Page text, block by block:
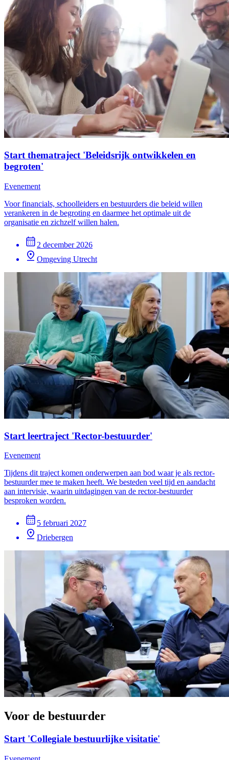
Start thematraject 'Beleidsrijk ontwikkelen en
begroten'
Evenement
Voor financials, schoolleiders en bestuurders die beleid willen
verankeren in de begroting en daarmee het optimale uit de
organisatie en zichzelf willen halen.
2 december 2026
Omgeving Utrecht
Start leertraject 'Rector-bestuurder'
Evenement
Tijdens dit traject komen onderwerpen aan bod waar je als rector-
bestuurder mee te maken heeft. We besteden veel tijd en aandacht
aan intervisie, waarin uitdagingen van de rector-bestuurder
besproken worden.
5 februari 2027
Driebergen
Voor de bestuurder
Start 'Collegiale bestuurlijke visitatie'